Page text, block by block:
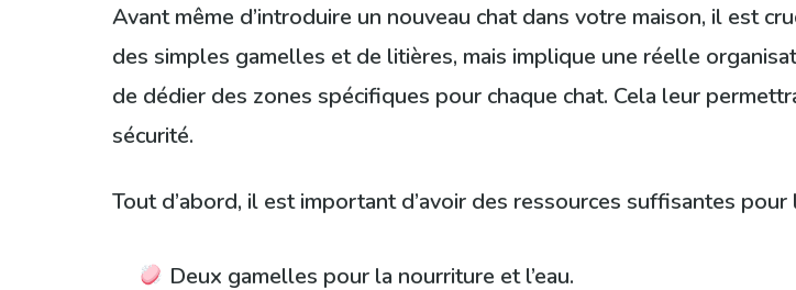
Avant même d’introduire un nouveau chat dans votre maison, il est
des simples gamelles et de litières, mais implique une réelle
de dédier des zones spécifiques pour chaque chat. Cela leur
sécurité.
Tout d’abord, il est important d’avoir des ressources suffisantes
Deux gamelles pour la nourriture et l’eau.